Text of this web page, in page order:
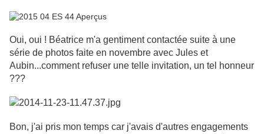
Oui, oui ! Béatrice m'a gentiment contactée suite à une
série de photos faite en novembre avec Jules et
Aubin...comment refuser une telle invitation, un tel honneur
???
Bon, j'ai pris mon temps car j'avais d'autres engagements